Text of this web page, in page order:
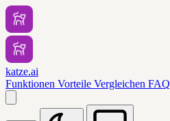
katze.ai
Funktionen Vorteile Vergleichen FAQ